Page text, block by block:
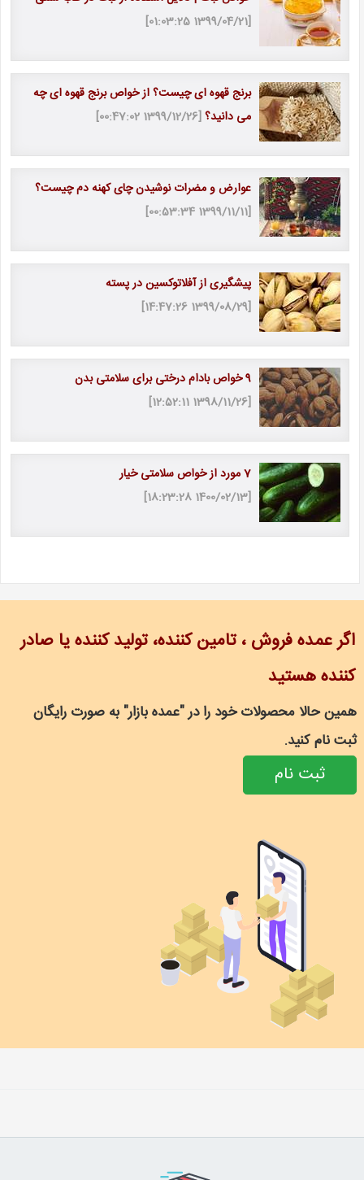
[1399/04/21 01:03:25]
برنج قهوه ای چیست؟ از خواص برنج قهوه ای چه
می دانید؟[1399/12/26 00:47:02]
عوارض و مضرات نوشیدن چای کهنه دم چیست؟
[1399/11/11 00:53:34]
پیشگیری از آفلاتوکسین در پسته
[1399/08/29 14:47:26]
9 خواص بادام درختی برای سلامتی بدن
[1398/11/26 12:52:11]
7 مورد از خواص سلامتی خیار
[1400/02/13 18:23:28]
اگر عمده فروش ، تامین کننده، تولید کننده یا صادر
کننده هستید
همین حالا محصولات خود را در "عمده بازار" به صورت رایگان
ثبت نام کنید.
ثبت نام